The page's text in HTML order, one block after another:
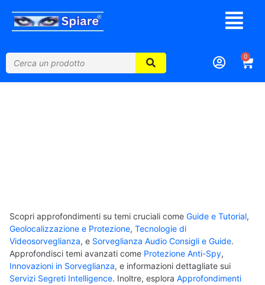
0
Scopri approfondimenti su temi cruciali come Guide e Tutorial,
Geolocalizzazione e Protezione, Tecnologie di
Videosorveglianza, e Sorveglianza Audio Consigli e Guide.
Approfondisci temi avanzati come Protezione Anti-Spy,
Innovazioni in Sorveglianza, e informazioni dettagliate sui
Servizi Segreti Intelligence. Inoltre, esplora Approfondimenti